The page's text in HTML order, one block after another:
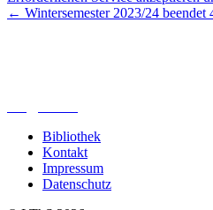
← Wintersemester 2023/24 beendet
Bibliothek
Kontakt
Impressum
Datenschutz